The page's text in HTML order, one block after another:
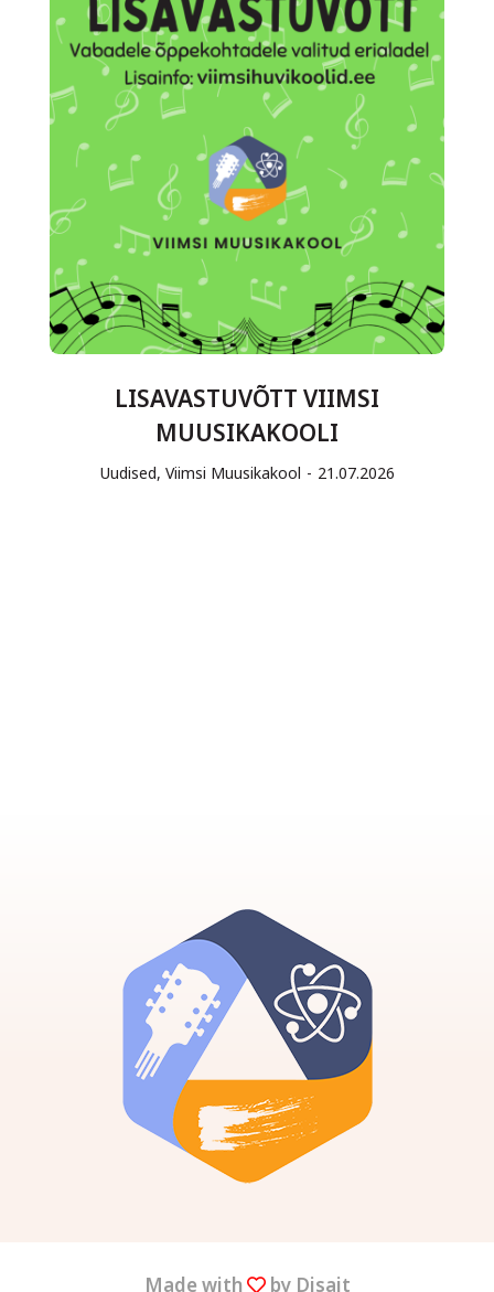
LISAVASTUVÕTT VIIMSI
MUUSIKAKOOLI
Uudised, Viimsi Muusikakool 21.07.2026
Made with by Disait